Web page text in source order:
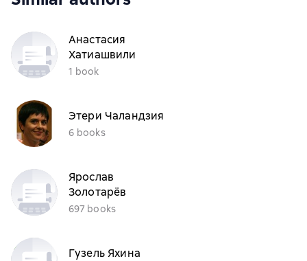
Анастасия
Хатиашвили
1 book
Этери Чаландзия
6 books
Ярослав
Золотарёв
697 books
Гузель Яхина